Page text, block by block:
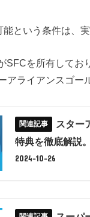
という条件は、
SFCを所有して
アライアンスゴー
スター
特典を徹底解説。
2024-10-26